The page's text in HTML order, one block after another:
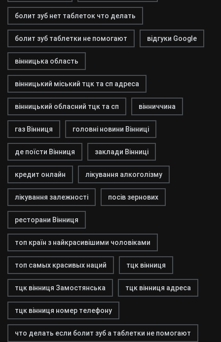
болит зуб нет таблеток что делать
болит зуб таблетки не помогают відгуки Google
вінницька область
вінницький міський тцк та сп адреса
вінницький обласний тцк та сп вінниччина
газ Вінниця головні новини Вінниці
де поїсти Вінниця заклади Вінниці
кредит онлайн лікування алкоголізму
лікування залежності посів зернових
ресторани Вінниця
топ країн з найкрасивішими чоловіками
топ самых красивых наций тцк вінниця
тцк вінниця Замостянська тцк вінниця адреса
тцк вінниця номер телефону
что делать если болит зуб а таблетки не помогают